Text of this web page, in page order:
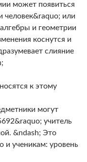
может появиться
человек&raquo; или
и геометрии
коснутся и
слияние
к этому
могут
учитель
&ndash; Это
и ученикам: уровень